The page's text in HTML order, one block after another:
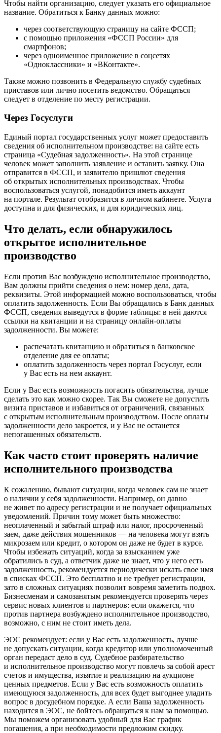
Чтобы найти организацию, следует указать его официальное
название. Обратиться к Банку данных можно:
через соответствующую страницу на сайте ФССП;
с помощью приложения «ФССП России» для
смартфонов;
через одноименное приложение в соцсетях
«Одноклассники» и «ВКонтакте».
Также можно позвонить в Федеральную службу судебных
приставов или лично посетить ведомство. Обращаться
следует в отделение по месту регистрации.
Через Госуслуги
Единый портал государственных услуг может предоставить
сведения об исполнительном производстве: на сайте есть
страница «Судебная задолженность». На этой странице
человек может заполнить заявление и оставить заявку. Она
отправится в ФССП, и заявителю пришлют сведения
об открытых исполнительных производствах. Чтобы
воспользоваться услугой, понадобится иметь аккаунт
на портале. Результат отобразится в личном кабинете. Услуга
доступна и для физических, и для юридических лиц.
Что делать, если обнаружилось
открытое исполнительное
производство
Если против Вас возбуждено исполнительное производство,
Вам должны прийти сведения о нем: номер дела, дата,
реквизиты. Этой информацией можно воспользоваться, чтобы
оплатить задолженность. Если Вы обращались в Банк данных
ФССП, сведения выведутся в форме таблицы: в ней даются
ссылки на квитанции и на страницу онлайн-оплаты
задолженности. Вы можете:
распечатать квитанцию и обратиться в банковское
отделение для ее оплаты;
оплатить задолженность через портал Госуслуг, если
у Вас есть на нем аккаунт.
Если у Вас есть возможность погасить обязательства, лучше
сделать это как можно скорее. Так Вы сможете не допустить
визита приставов и избавиться от ограничений, связанных
с открытым исполнительным производством. После оплаты
задолженности дело закроется, и у Вас не останется
непогашенных обязательств.
Как часто стоит проверять наличие
исполнительного производства
К сожалению, бывают ситуации, когда человек сам не знает
о наличии у себя задолженности. Например, он давно
не живет по адресу регистрации и не получает официальных
уведомлений. Причин тому может быть множество:
неоплаченный и забытый штраф или налог, просроченный
заем, даже действия мошенников — на человека могут взять
микрозаем или кредит, о котором он даже не будет в курсе.
Чтобы избежать ситуаций, когда за взысканием уже
обратились в суд, а ответчик даже не знает, что у него есть
задолженность, рекомендуется периодически искать свое имя
в списках ФССП. Это бесплатно и не требует регистрации,
зато в сложных ситуациях позволит вовремя заметить подвох.
Бизнесменам и самозанятым рекомендуется проверять через
сервис новых клиентов и партнеров: если окажется, что
против партнера возбуждено исполнительное производство,
возможно, с ним не стоит иметь дела.
ЭОС рекомендует: если у Вас есть задолженность, лучше
не допускать ситуации, когда кредитор или уполномоченный
орган передаст дело в суд. Судебное разбирательство
и исполнительное производство могут повлечь за собой арест
счетов и имущества, изъятие и реализацию на аукционе
ценных предметов. Если у Вас есть возможность оплатить
имеющуюся задолженность, для всех будет выгоднее уладить
вопрос в досудебном порядке. А если Ваша задолженность
находится в ЭОС, не бойтесь обращаться к нам за помощью.
Мы поможем организовать удобный для Вас график
погашения, а при необходимости предложим скидку.